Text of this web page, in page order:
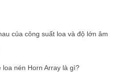
của công suất loa và độ lớn âm
loa nén Horn Array là gì?